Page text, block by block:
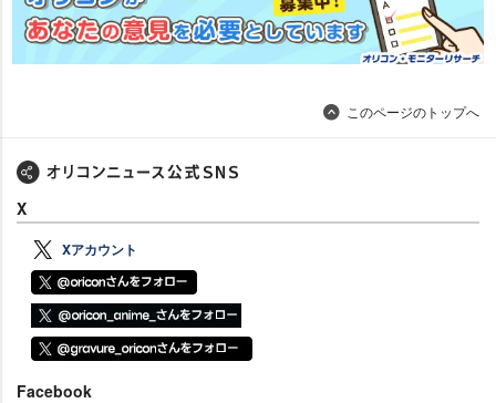
このページのトップへ
X
Xアカウント
Facebook